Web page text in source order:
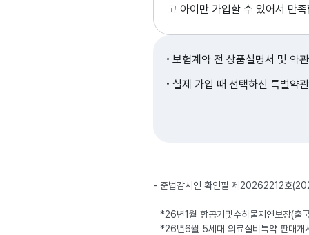
고 아이만 가입할 수 있어서 만
보험계약 전 상품설명서 및 약
실제 가입 때 선택하신 특별약
준법감시인 확인필 제20262212호
*26년1월 항공기및수하물지연보장(출
*26년6월 5세대 의료실비특약 판매개